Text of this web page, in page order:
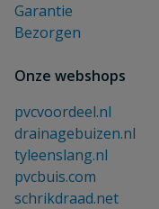
Garantie
Bezorgen
Onze webshops
pvcvoordeel.nl
drainagebuizen.nl
tyleenslang.nl
pvcbuis.com
schrikdraad.net